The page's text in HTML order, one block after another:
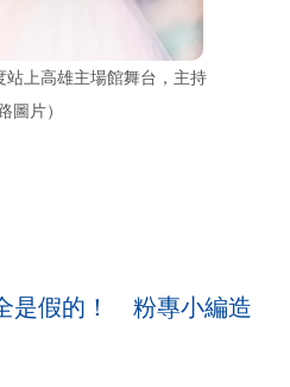
上高雄主場館舞台，主持
圖片）
是假的！ 粉專小編造